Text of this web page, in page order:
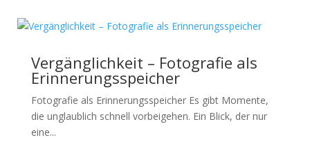
Vergänglichkeit – Fotografie als
Erinnerungsspeicher
Fotografie als Erinnerungsspeicher Es gibt Momente,
die unglaublich schnell vorbeigehen. Ein Blick, der nur
eine...